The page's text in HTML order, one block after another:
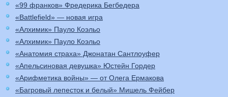
«99 франков» Фредерика Бегбедера
«Battlefield» — новая игра
«Алхимик» Пауло Коэльо
«Алхимик» Пауло Коэльо
«Анатомия страха» Джонатан Сантлоуфер
«Апельсиновая девушка» Юстейн Гордер
«Арифметика войны» — от Олега Ермакова
«Багровый лепесток и белый» Мишель Фейбер